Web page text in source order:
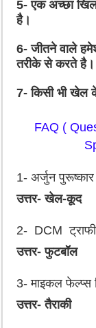
5-एक अच्छा
है।
6-जीतने वाले
तरीके से करते है।
7-किसी भी खेल
FAQ (
1-अर्जुन पुरूष्कार
उत्तर- खेल-कूद
2- DCM
उत्तर- फुटबॉल
3-माइकल
उत्तर- तैराकी